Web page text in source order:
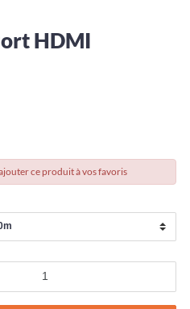
HDMI
ce produit à vos favoris